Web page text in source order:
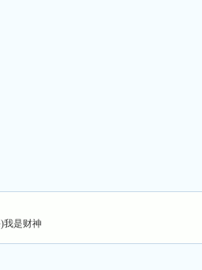
我是财神